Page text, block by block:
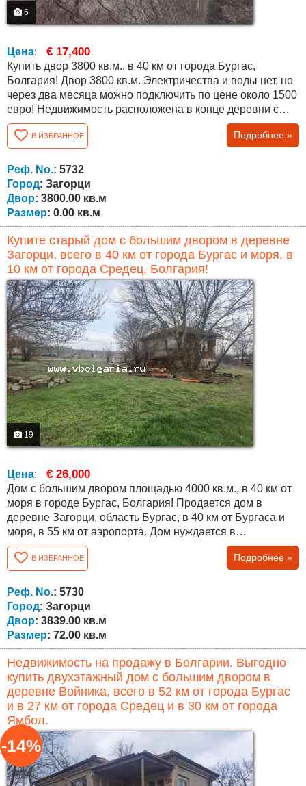
6
Цена: € 17,400
Купить двор 3800 кв.м., в 40 км от города Бургас,
Болгария! Двор 3800 кв.м. Электричества и воды нет, но
через два месяца можно подключить по цене около 1500
евро! Недвижимость расположена в конце деревни с
прекрасным видом на поля, близлежащие холмы и лес!
В деревне есть действующая начальная школа, детский
сад, общественный центр, церковь, почта, магазины и
многое другое. Почва очень плодородная, подходит для
любого вида сельского...
В ИЗБРАННОЕ Подробнее »
Реф. No.: 5732
Город: Загорци
Двор: 3800.00 кв.м
Размер: 0.00 кв.м
Купите старый дом с большим двором в деревне
Загорци, всего в 40 км от города Бургас и моря, в
10 км от города Средец, Болгария!
19
Цена: € 26,000
Дом с большим двором площадью 4000 кв.м., в 40 км от
моря в городе Бургас, Болгария! Продается дом в
деревне Загорци, область Бургас, в 40 км от Бургаса и
моря, в 55 км от аэропорта. Дом нуждается в
капитальном ремонте. Общая площадь дома составляет
72 кв.м., распределены между двумя этажами по две
комнаты на каждом. В доме есть электричество, вода,
интернет, колодец, который был отремонтирован два
года назад. Участок огорожен новым...
В ИЗБРАННОЕ Подробнее »
Реф. No.: 5730
Город: Загорци
Двор: 3839.00 кв.м
Размер: 72.00 кв.м
Недвижимость на продажу в Болгарии. Выгодно
купить двухэтажный дом с большим двором в
деревне Войника, всего в 52 км от города Бургас
и в 27 км от города Средец и в 30 км от города
Ямбол.
-14%